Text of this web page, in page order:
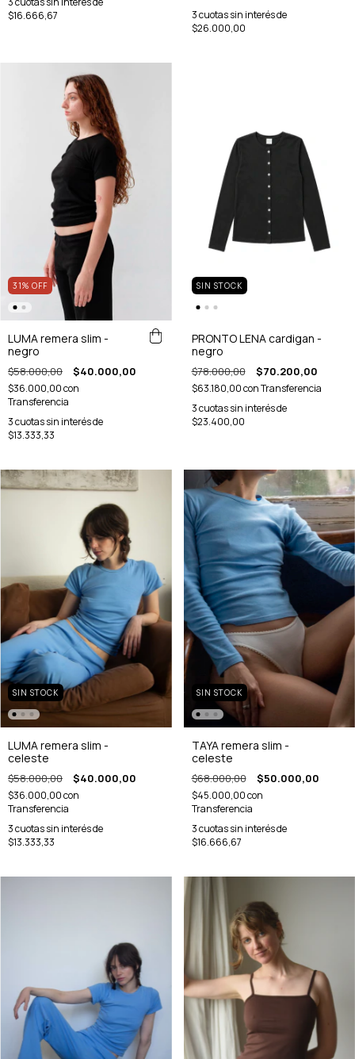
$16.666,67
3cuotas sin interés de
$26.000,00
31% OFF
LUMA remera slim -
negro
$58.000,00 $40.000,00
$36.000,00con
Transferencia
3cuotas sin interés de
$13.333,33
SIN STOCK
PRONTO LENA cardigan -
negro
$78.000,00 $70.200,00
$63.180,00conTransferencia
3cuotas sin interés de
$23.400,00
SIN STOCK
LUMA remera slim -
celeste
$58.000,00 $40.000,00
$36.000,00con
Transferencia
3cuotas sin interés de
$13.333,33
SIN STOCK
TAYA remera slim -
celeste
$68.000,00 $50.000,00
$45.000,00con
Transferencia
3cuotas sin interés de
$16.666,67